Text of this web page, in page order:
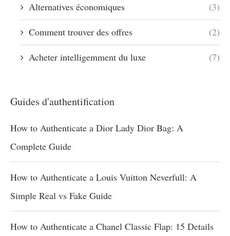
Alternatives économiques (3)
Comment trouver des offres (2)
Acheter intelligemment du luxe (7)
Guides d'authentification
How to Authenticate a Dior Lady Dior Bag: A
Complete Guide
How to Authenticate a Louis Vuitton Neverfull: A
Simple Real vs Fake Guide
How to Authenticate a Chanel Classic Flap: 15 Details